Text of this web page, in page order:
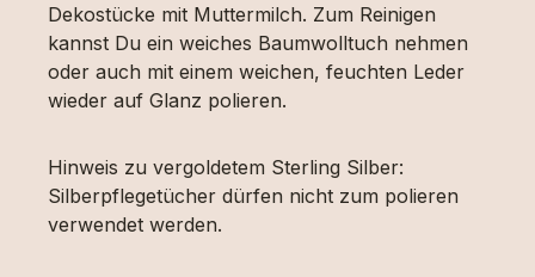
Dekostücke mit Muttermilch. Zum Reinigen
kannst Du ein weiches Baumwolltuch nehmen
oder auch mit einem weichen, feuchten Leder
wieder auf Glanz polieren.
Hinweis zu vergoldetem Sterling Silber:
Silberpflegetücher dürfen nicht zum polieren
verwendet werden.